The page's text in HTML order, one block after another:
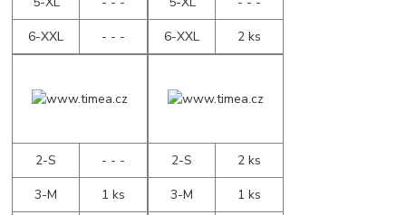
6-XXL
- - -
6-XXL
2 ks
2-S
- - -
3-M
1 ks
2-S
2 ks
3-M
1 ks